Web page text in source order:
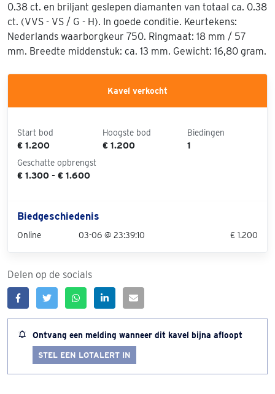
0.38 ct. en briljant geslepen diamanten van totaal ca. 0.38
ct. (VVS - VS / G - H). In goede conditie. Keurtekens:
Nederlands waarborgkeur 750. Ringmaat: 18 mm / 57
mm. Breedte middenstuk: ca. 13 mm. Gewicht: 16,80 gram.
Kavel verkocht
Start bod
€ 1.200
Hoogste bod
€ 1.200
Biedingen
1
Geschatte opbrengst
€ 1.300 - € 1.600
Biedgeschiedenis
Online 03-06 @ 23:39:10 € 1.200
Delen op de socials
Ontvang een melding wanneer dit kavel bijna afloopt
STEL EEN LOTALERT IN